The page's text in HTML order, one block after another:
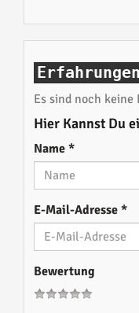
Erfahrungen
Es sind noch
Hier Kannst Du
Name *
E-Mail-Adresse *
Bewertung